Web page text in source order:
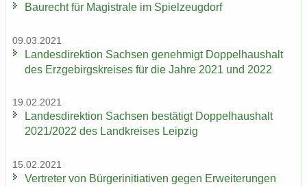
Bau­recht für Ma­gis­tra­le im Spiel­zeug­dorf
09.03.2021
Lan­des­di­rek­ti­on Sach­sen ge­neh­migt Dop­pel­haus­halt
des Erz­ge­birgs­krei­ses für die Jahre 2021 und 2022
19.02.2021
Lan­des­di­rek­ti­on Sach­sen be­stä­tigt Dop­pel­haus­halt
2021/2022 des Land­krei­ses Leip­zig
15.02.2021
Ver­tre­ter von Bür­ger­initia­ti­ven gegen Er­wei­te­run­gen